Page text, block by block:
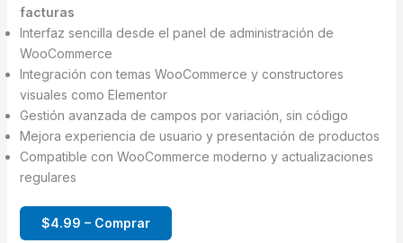
facturas
Interfaz sencilla desde el panel de administración de
WooCommerce
Integración con temas WooCommerce y constructores
visuales como Elementor
Gestión avanzada de campos por variación, sin código
Mejora experiencia de usuario y presentación de productos
Compatible con WooCommerce moderno y actualizaciones
regulares
$4.99 – Comprar